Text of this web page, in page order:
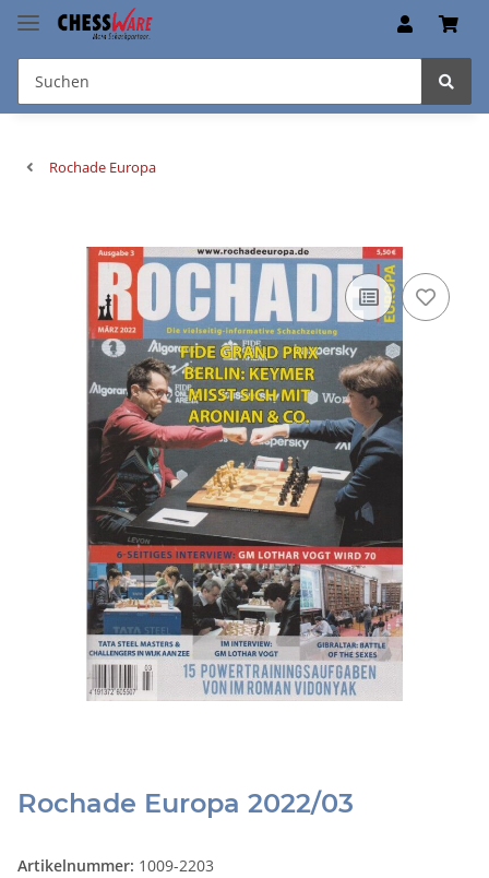
Rochade Europa
Rochade Europa 2022/03
Artikelnummer: 1009-2203